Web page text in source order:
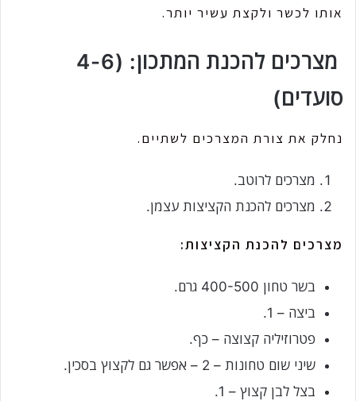
אותו לכשר ולקצת עשיר יותר.
מצרכים להכנת המתכון: (4-6
סועדים)
נחלק את צורת המצרכים לשתיים.
מצרכים לרוטב.
מצרכים להכנת הקציצות עצמן.
מצרכים להכנת הקציצות:
בשר טחון 400-500 גרם.
ביצה – 1.
פטרוזיליה קצוצה – כף.
שיני שום טחונות – 2 – אפשר גם לקצוץ בסכין.
בצל לבן קצוץ – 1.